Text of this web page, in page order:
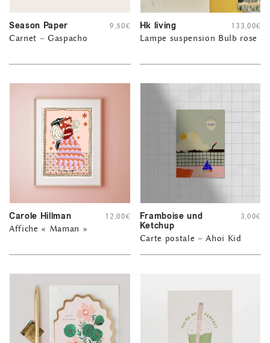
Season Paper
Carnet – Gaspacho
9,50€ Hk living
Lampe suspension Bulb rose
133,00€
Carole Hillman
Affiche « Maman »
12,00€
Framboise und
Ketchup
Carte postale – Ahoi Kid
3,00€